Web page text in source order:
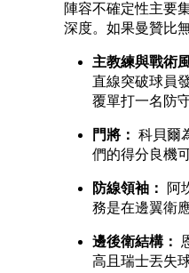
陣容不確定性主要
深度。如果曼贊比
主教練與戰術
直線突破球員
覆單打一名防
門將： 科貝爾
們的得分良機
防線領袖：
阿
務是在邊翼衛
邊後衛結構：
高且瑞士丟失